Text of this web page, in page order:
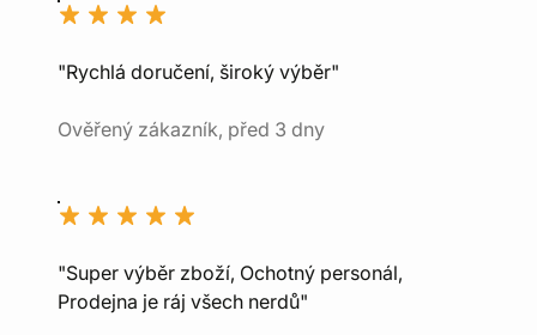
"Rychlá doručení, široký výběr"
Ověřený zákazník, před 3 dny
"Super výběr zboží, Ochotný personál,
Prodejna je ráj všech nerdů"